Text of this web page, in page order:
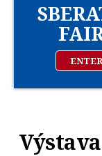
ENTER